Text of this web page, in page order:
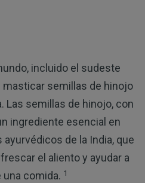
incluido el sudeste
semillas de hinojo
Las semillas de hinojo, con
ingrediente esencial en
de la India, que
el aliento y ayudar a
una comida. 1